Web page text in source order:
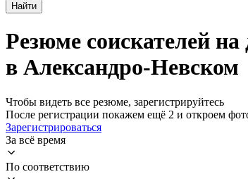
Найти
Резюме соискателей
в Александро-Невском
Чтобы видеть все резюме, зарегистрируйтесь
После регистрации покажем ещё 2 и откроем
Зарегистрироваться
За всё время
По соответствию